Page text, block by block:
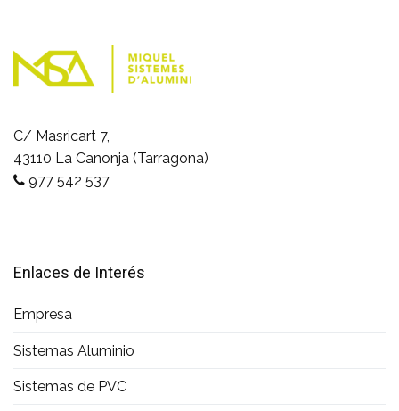
C/ Masricart 7,
43110 La Canonja (Tarragona)
977 542 537
Enlaces de Interés
Empresa
Sistemas Aluminio
Sistemas de PVC